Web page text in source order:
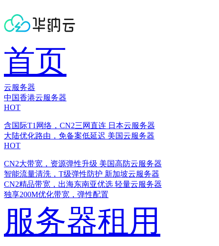
首页
云服务器
中国香港云服务器
HOT
含国际T1网络，CN2三网直连 日本云服务器
大陆优化路由，免备案低延迟 美国云服务器
HOT
CN2大带宽，资源弹性升级 美国高防云服务器
智能流量清洗，T级弹性防护 新加坡云服务器
CN2精品带宽，出海东南亚优选 轻量云服务器
独享200M优化带宽，弹性配置
服务器租用